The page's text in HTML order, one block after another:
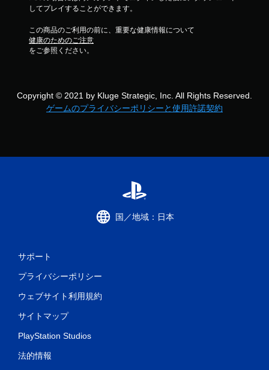
してプレイすることができます。
この商品のご利用の前に、重要な健康情報について
健康のためのご注意
をご参照ください。
Copyright © 2021 by Kluge Strategic, Inc. All Rights Reserved.
ゲームのプライバシーポリシーと使用許諾契約
国／地域：日本
サポート
プライバシーポリシー
ウェブサイト利用規約
サイトマップ
PlayStation Studios
法的情報